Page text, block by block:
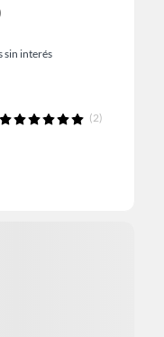
sin interés
(2)